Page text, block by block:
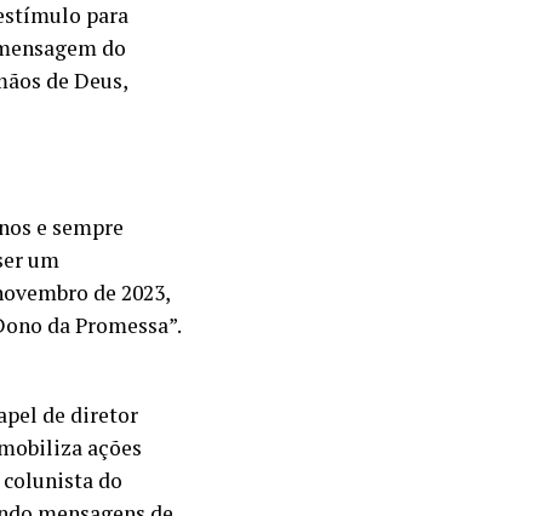
para
do
de Deus,
e sempre
um
de 2023,
da Promessa”.
de diretor
ações
colunista do